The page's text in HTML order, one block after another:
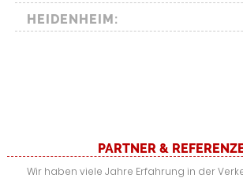
HEIDENHEIM:
PARTNER &
Wir haben viele Jahre Erfahrung in der